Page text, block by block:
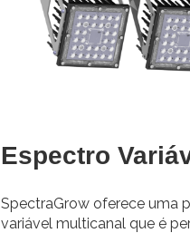
Espectro
SpectraGrow oferece uma
variável multicanal que é